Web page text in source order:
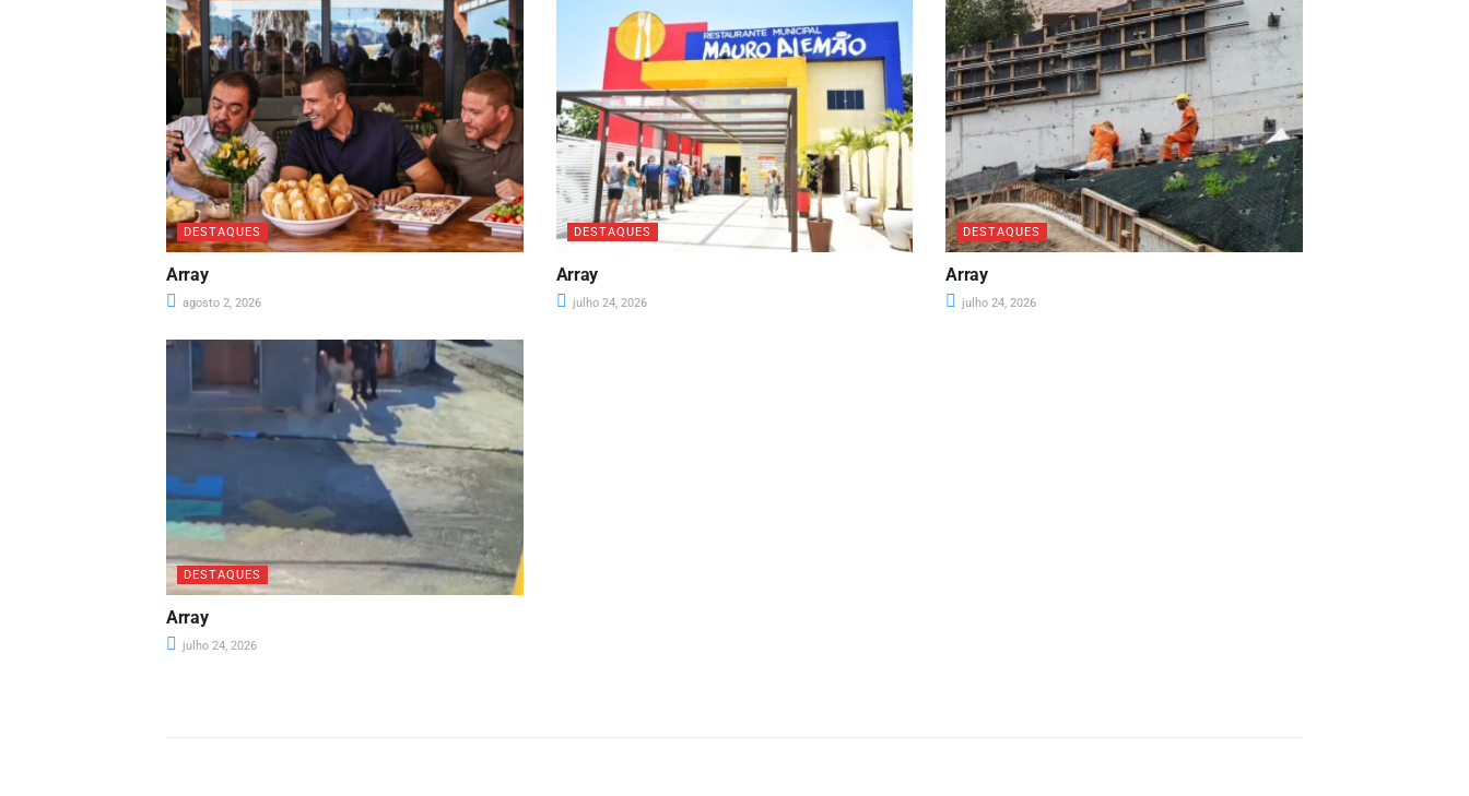
DESTAQUES
Array
agosto 2, 2026
DESTAQUES
Array
julho 24, 2026
DESTAQUES
Array
julho 24, 2026
DESTAQUES
Array
julho 24, 2026